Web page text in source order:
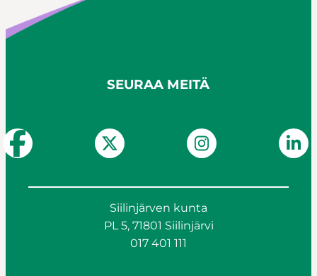
SEURAA MEITÄ
Siilinjärven kunta
PL 5, 71801 Siilinjärvi
017 401 111